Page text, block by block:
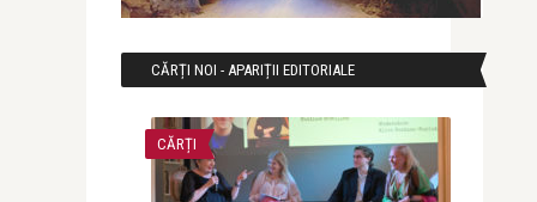
CĂRȚI NOI - APARIȚII EDITORIALE
CĂRȚI